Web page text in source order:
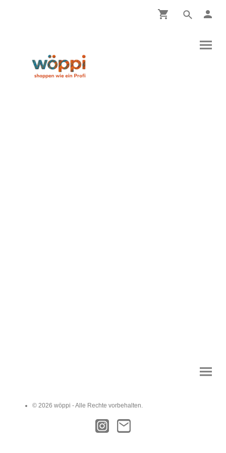
© 2026 wöppi - Alle Rechte vorbehalten.